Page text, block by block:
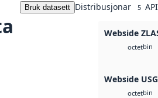
Bruk datasett Distribusjonar 5
Webside
octetbin
Webside
octetbin